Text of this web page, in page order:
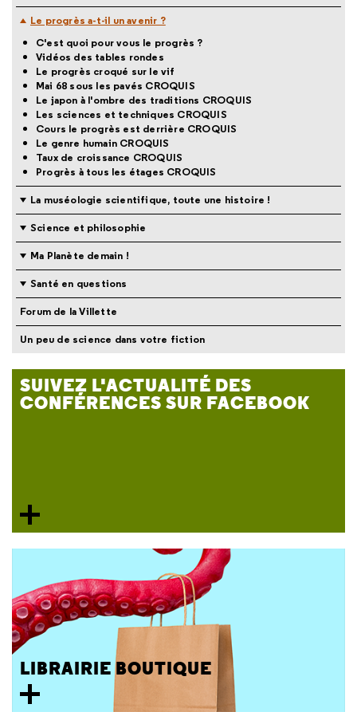
Le progrès a-t-il un avenir ?
C'est quoi pour vous le progrès ?
Vidéos des tables rondes
Le progrès croqué sur le vif
Mai 68 sous les pavés CROQUIS
Le japon à l'ombre des traditions CROQUIS
Les sciences et techniques CROQUIS
Cours le progrès est derrière CROQUIS
Le genre humain CROQUIS
Taux de croissance CROQUIS
Progrès à tous les étages CROQUIS
La muséologie scientifique, toute une histoire !
Science et philosophie
Ma Planète demain !
Santé en questions
Forum de la Villette
Un peu de science dans votre fiction
SUIVEZ L'ACTUALITÉ DES
CONFÉRENCES SUR FACEBOOK
LIBRAIRIE BOUTIQUE